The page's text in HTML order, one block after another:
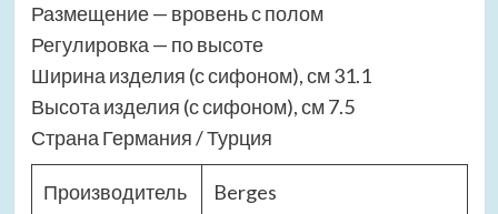
Размещение — вровень с полом
Регулировка — по высоте
Ширина изделия (с сифоном), см 31.1
Высота изделия (с сифоном), см 7.5
Страна Германия / Турция
Производитель Berges